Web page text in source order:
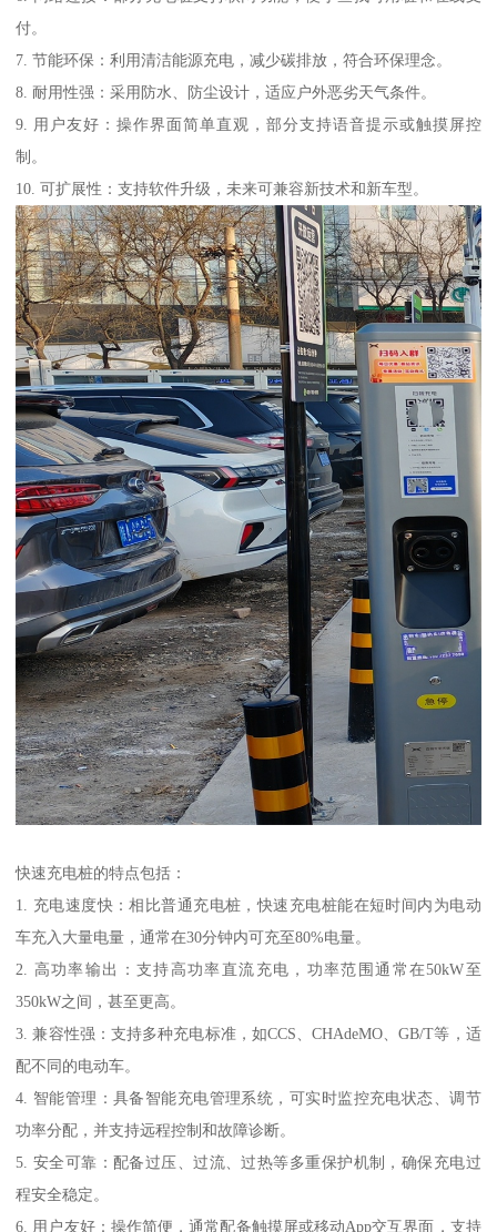
付。
7. 节能环保：利用清洁能源充电，减少碳排放，符合环保理念。
8. 耐用性强：采用防水、防尘设计，适应户外恶劣天气条件。
9. 用户友好：操作界面简单直观，部分支持语音提示或触摸屏控
制。
10. 可扩展性：支持软件升级，未来可兼容新技术和新车型。
快速充电桩的特点包括：
1. 充电速度快：相比普通充电桩，快速充电桩能在短时间内为电动
车充入大量电量，通常在30分钟内可充至80%电量。
2. 高功率输出：支持高功率直流充电，功率范围通常在50kW至
350kW之间，甚至更高。
3. 兼容性强：支持多种充电标准，如CCS、CHAdeMO、GB/T等，适
配不同的电动车。
4. 智能管理：具备智能充电管理系统，可实时监控充电状态、调节
功率分配，并支持远程控制和故障诊断。
5. 安全可靠：配备过压、过流、过热等多重保护机制，确保充电过
程安全稳定。
6. 用户友好：操作简便，通常配备触摸屏或移动App交互界面，支持